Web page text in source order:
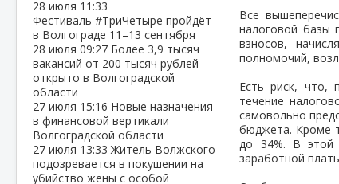
28 июля 11:33
Фестиваль #ТриЧетыре пройдёт
в Волгограде 11–13 сентября
28 июля 09:27 Более 3,9 тысяч
вакансий от 200 тысяч рублей
открыто в Волгоградской
области
27 июля 15:16 Новые назначения
в финансовой вертикали
Волгоградской области
27 июля 13:33Житель Волжского
подозревается в покушении на
убийство жены с особой
Все
налоговой
взносов,
полномочий,
Есть риск, что,
течение
самовольно
бюджета. Кроме
до 34%. В этой
заработной